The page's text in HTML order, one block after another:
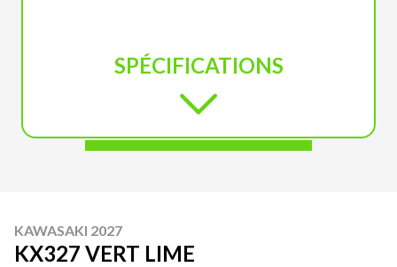
SPÉCIFICATIONS
KAWASAKI 2027
KX327 VERT LIME